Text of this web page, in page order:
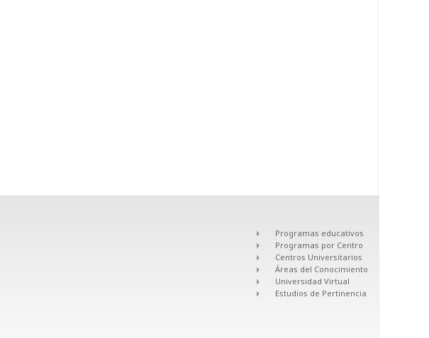
Programas educativos
Programas por Centro
Centros Universitarios
Áreas del Conocimiento
Universidad Virtual
Estudios de Pertinencia